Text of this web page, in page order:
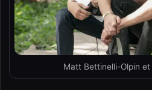
Matt Bettinelli-Olpin